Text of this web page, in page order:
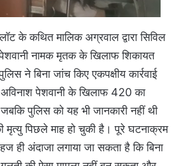
के कथित मालिक अग्रवाल द्वारा सिविल
पेशवानी नामक मृतक के खिलाफ शिकायत
ने बिना जांच किए एकपक्षीय कार्रवाई
पेशवानी के खिलाफ 420 का
पुलिस को यह भी जानकारी नहीं थी
मृत्यु पिछले माह हो चुकी है। पूरे घटनाक्रम
ही अंदाजा लगाया जा सकता है कि बिना